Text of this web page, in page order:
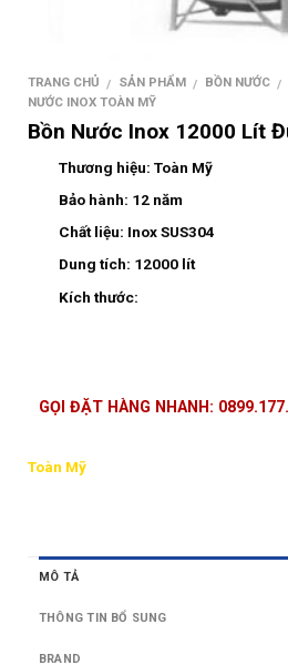
TRANG CHỦ / SẢN PHẨM / BỒN NƯỚC /
NƯỚC INOX TOÀN MỸ
Bồn Nước Inox 12000 Lít
Thương hiệu: Toàn Mỹ
Bảo hành: 12 năm
Chất liệu: Inox SUS304
Dung tích: 12000 lít
Kích thước:
GỌI ĐẶT HÀNG NHANH:
Toàn Mỹ
MÔ TẢ
THÔNG TIN BỔ SUNG
BRAND